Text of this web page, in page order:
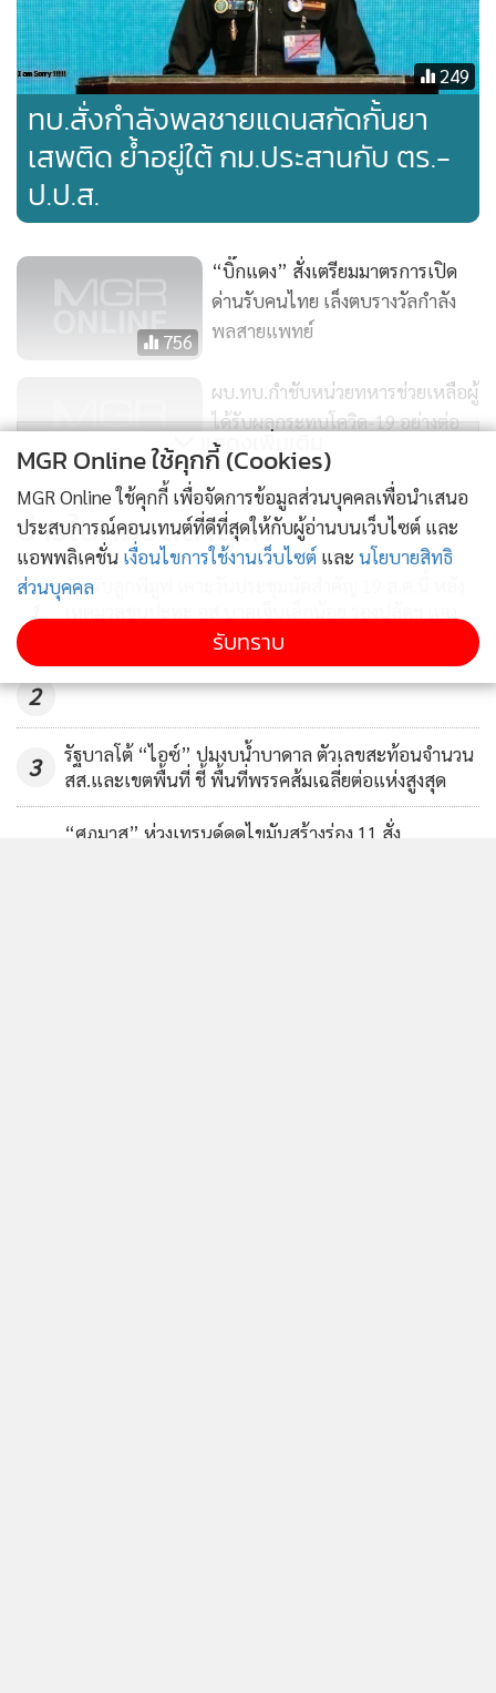
จำเป็นที่ผู้บังคับหน่วยและกำลังพลจะต้องศึกษาและเตรียมรับ
สภาวการณ์เปลี่ยนแปลงที่จะเกิดขึ้น และต้องเคร่งครัดใน
มาตรการที่มีอยู่โดยเฉพาะเรื่องการมีวินัย รวมทั้งการบริหาร
จัดการหน่วยดูแลกำลังพล ครอบครัว และประชาชนอย่างมี
ประสิทธิภาพ ตามบริบทในปัจจุบัน จัดการเรียนการสอนภายใน
หน่วย การพัฒนาคุณภาพชีวิตกำลังพล ระบบสุขาภิบาล
249
ทบ.สั่งกำลังพลชายแดนสกัดกั้นยา
เสพติด ย้ำอยู่ใต้ กม.ประสานกับ ตร.-
ป.ป.ส.
756
“บิ๊กแดง” สั่งเตรียมมาตรการเปิด
ด่านรับคนไทย เล็งตบรางวัลกำลัง
พลสายแพทย์
7
ผบ.ทบ.กำชับหน่วยทหารช่วยเหลือผู้
ได้รับผลกระทบโควิด-19 อย่างต่อ
เนื่อง
แม่เกด-พ่อเฌอ ยื่น จม. “บิ๊กแดง”
ยุติซื้ออาวุธช่วงโควิด-19 นำงบไปใช้
สธ.แทน
แสดงเพิ่มเติม
ข่าวในหมวดล่าสุด
1
มท.รับลูกพีมูฟ เคาะวันประชุมนัดสำคัญ 19 ส.ค.นี้ หลัง
ปรับความเข้าใจกันได้
2
3
รัฐบาลโต้ “ไอซ์” ปมงบน้ำบาดาล ตัวเลขสะท้อนจำนวน
สส.และเขตพื้นที่ ชี้ พื้นที่พรรคส้มเฉลี่ยต่อแห่งสูงสุด
“ศุภมาส” ห่วงเทรนด์ดูดไขมันสร้างร่อง 11 สั่ง
MGR Online ใช้คุกกี้ (Cookies)
MGR Online ใช้คุกกี้ เพื่อจัดการข้อมูลส่วนบุคคลเพื่อนำเสนอ
ประสบการณ์คอนเทนต์ที่ดีที่สุดให้กับผู้อ่านบนเว็บไซต์ และ
แอพพลิเคชั่น เงื่อนไขการใช้งานเว็บไซต์ และ นโยบายสิทธิ
ส่วนบุคคล
รับทราบ